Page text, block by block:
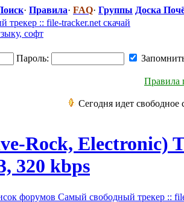
· Правила· FAQ· Группы Доска
Пароль:
Правила
Сегодня идет свободное
​Rock, Electronic)
320 kbps
форумов Самый свободный трекер ::